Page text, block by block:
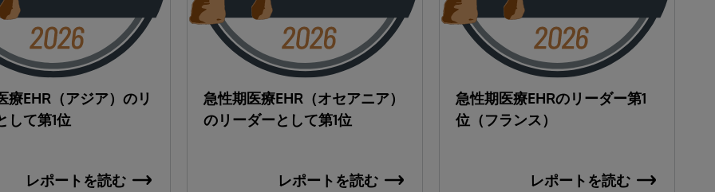
療EHR（アジア）のリ
して第1位
レポートを読む
急性期医療EHR（オセアニア）
のリーダーとして第1位
レポートを読む
急性期医療EHRのリーダー第1
位（フランス）
レポートを読む